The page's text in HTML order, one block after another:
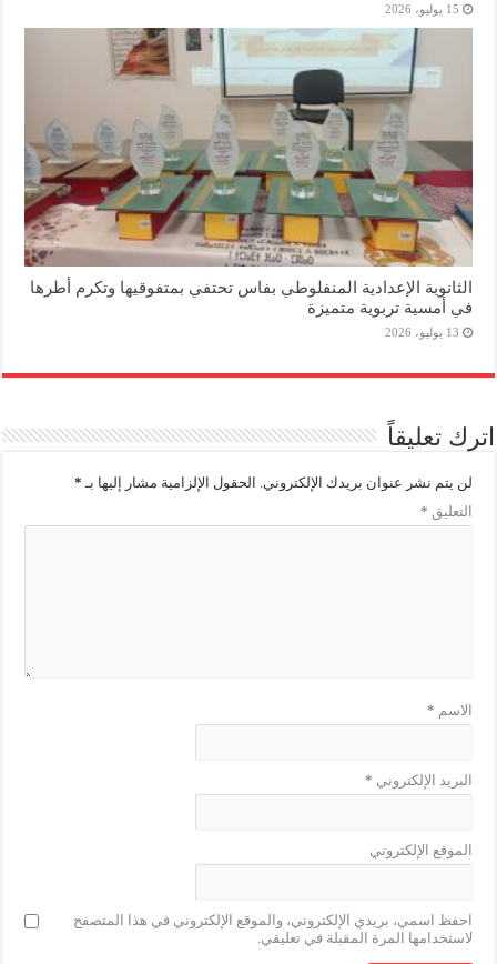
15 يوليو، 2026
الثانوية الإعدادية المنفلوطي بفاس تحتفي بمتفوقيها وتكرم أطرها
في أمسية تربوية متميزة
13 يوليو، 2026
اترك تعليقاً
لن يتم نشر عنوان بريدك الإلكتروني. الحقول الإلزامية مشار إليها بـ *
التعليق *
الاسم *
البريد الإلكتروني *
الموقع الإلكتروني
احفظ اسمي، بريدي الإلكتروني، والموقع الإلكتروني في هذا المتصفح
لاستخدامها المرة المقبلة في تعليقي.